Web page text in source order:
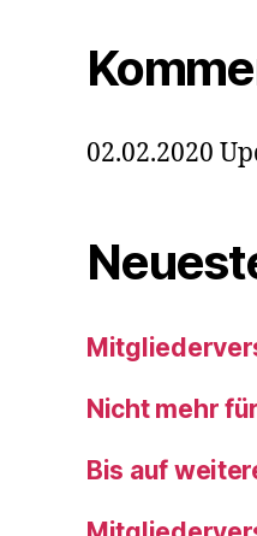
02.02.2020
Nicht mehr
Bis auf